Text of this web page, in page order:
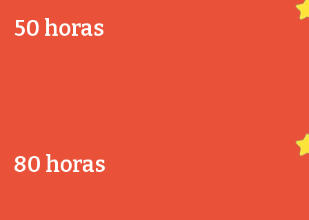
50 horas
80 horas